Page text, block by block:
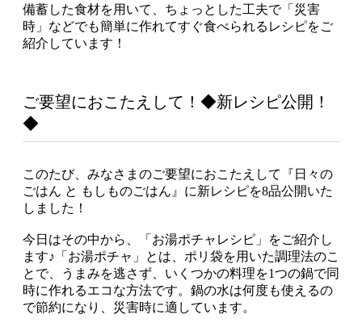
備蓄した食材を用いて、ちょっとした工夫で「災害
時」などでも簡単に作れてすぐ食べられるレシピをご
紹介しています！
ご要望におこたえして！◆新レシピ公開！
◆
このたび、みなさまのご要望におこたえして『日々の
ごはん と もしものごはん』に新レシピを8品公開いた
しました！
今日はその中から、「お湯ポチャレシピ」をご紹介し
ます♪「お湯ポチャ」とは、ポリ袋を用いた調理法のこ
とで、うまみを逃さず、いくつかの料理を1つの鍋で同
時に作れるエコな方法です。鍋の水は何度も使えるの
で節約になり、災害時に適しています。